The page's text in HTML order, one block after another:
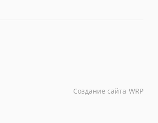
Создание сайта WRP